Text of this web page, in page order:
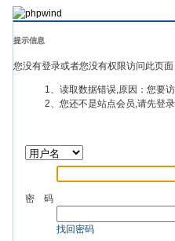
提示信息
您没有登录或者您没有权限访问此页
1、读取数据错误,原因：您要
2、您还不是站点会员,请先登
密 码
找回密码